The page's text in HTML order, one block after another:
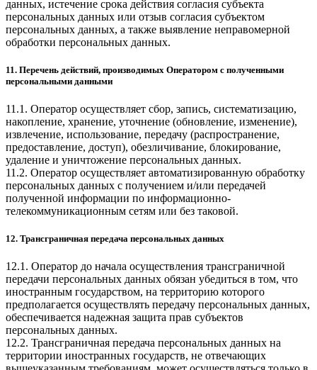
данных, истечение срока действия согласия субъекта
персональных данных или отзыв согласия субъектом
персональных данных, а также выявление неправомерной
обработки персональных данных.
11. Перечень действий, производимых Оператором с полученными
персональными данными
11.1. Оператор осуществляет сбор, запись, систематизацию,
накопление, хранение, уточнение (обновление, изменение),
извлечение, использование, передачу (распространение,
предоставление, доступ), обезличивание, блокирование,
удаление и уничтожение персональных данных.
11.2. Оператор осуществляет автоматизированную обработку
персональных данных с получением и/или передачей
полученной информации по информационно-
телекоммуникационным сетям или без таковой.
12. Трансграничная передача персональных данных
12.1. Оператор до начала осуществления трансграничной
передачи персональных данных обязан убедиться в том, что
иностранным государством, на территорию которого
предполагается осуществлять передачу персональных данных,
обеспечивается надежная защита прав субъектов
персональных данных.
12.2. Трансграничная передача персональных данных на
территории иностранных государств, не отвечающих